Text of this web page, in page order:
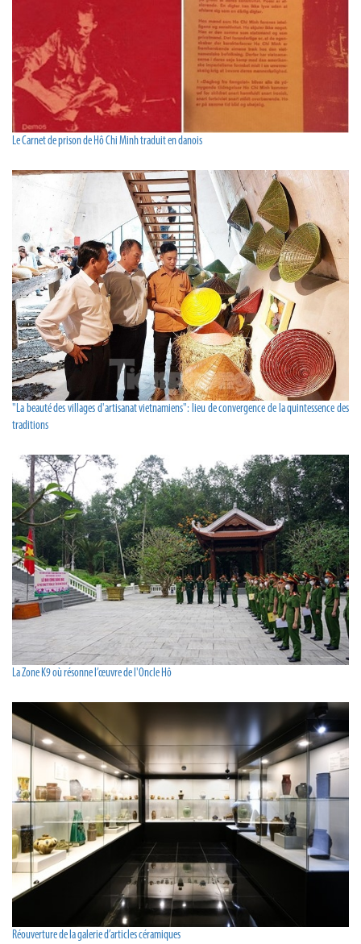
Le Carnet de prison de Hô Chi Minh traduit en danois
"La beauté des villages d'artisanat vietnamiens": lieu de convergence de la quintessence des
traditions
La Zone K9 où résonne l’œuvre de l'Oncle Hô
Réouverture de la galerie d’articles céramiques